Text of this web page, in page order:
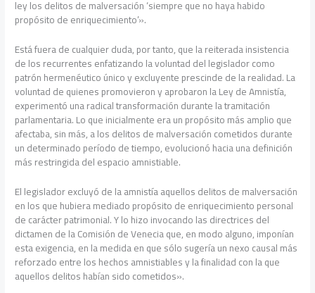
ley los delitos de malversación ‘siempre que no haya habido
propósito de enriquecimiento’».
Está fuera de cualquier duda, por tanto, que la reiterada insistencia
de los recurrentes enfatizando la voluntad del legislador como
patrón hermenéutico único y excluyente prescinde de la realidad. La
voluntad de quienes promovieron y aprobaron la Ley de Amnistía,
experimentó una radical transformación durante la tramitación
parlamentaria. Lo que inicialmente era un propósito más amplio que
afectaba, sin más, a los delitos de malversación cometidos durante
un determinado período de tiempo, evolucionó hacia una definición
más restringida del espacio amnistiable.
El legislador excluyó de la amnistía aquellos delitos de malversación
en los que hubiera mediado propósito de enriquecimiento personal
de carácter patrimonial. Y lo hizo invocando las directrices del
dictamen de la Comisión de Venecia que, en modo alguno, imponían
esta exigencia, en la medida en que sólo sugería un nexo causal más
reforzado entre los hechos amnistiables y la finalidad con la que
aquellos delitos habían sido cometidos».